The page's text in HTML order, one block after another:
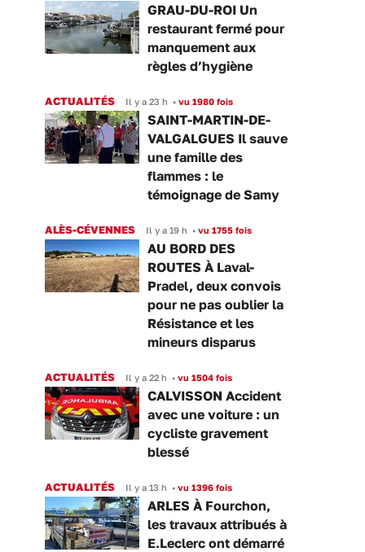
GRAU-DU-ROI Un
restaurant fermé pour
manquement aux
règles d’hygiène
ACTUALITÉS Il y a 23 h • vu 1980 fois
SAINT-MARTIN-DE-
VALGALGUES Il sauve
une famille des
flammes : le
témoignage de Samy
ALÈS-CÉVENNES Il y a 19 h • vu 1755 fois
AU BORD DES
ROUTES À Laval-
Pradel, deux convois
pour ne pas oublier la
Résistance et les
mineurs disparus
ACTUALITÉS Il y a 22 h • vu 1504 fois
CALVISSON Accident
avec une voiture : un
cycliste gravement
blessé
ACTUALITÉS Il y a 13 h • vu 1396 fois
ARLES À Fourchon,
les travaux attribués à
E.Leclerc ont démarré